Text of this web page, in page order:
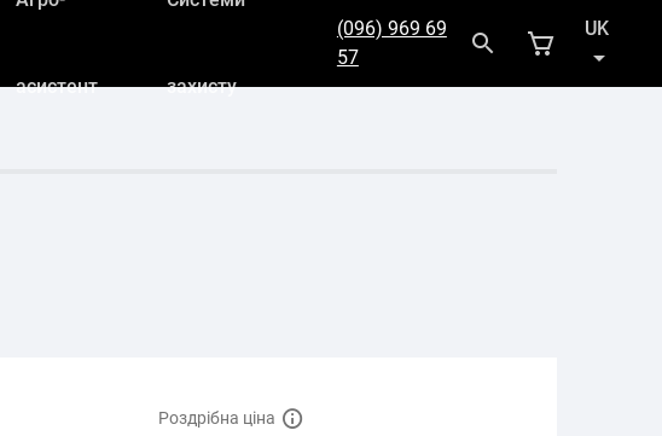
асистент захисту
(096) 969 69
57
UK
RU
Роздрібна ціна